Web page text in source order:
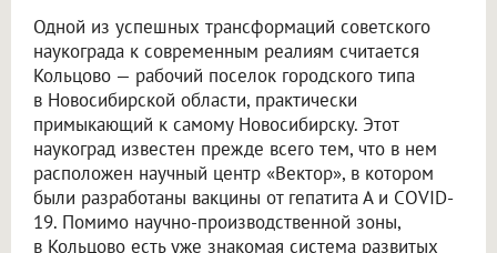
Одной из успешных трансформаций советского
наукограда к современным реалиям считается
Кольцово — рабочий поселок городского типа
в Новосибирской области, практически
примыкающий к самому Новосибирску. Этот
наукоград известен прежде всего тем, что в нем
расположен научный центр «Вектор», в котором
были разработаны вакцины от гепатита А и COVID-
19. Помимо научно-производственной зоны,
в Кольцово есть уже знакомая система развитых